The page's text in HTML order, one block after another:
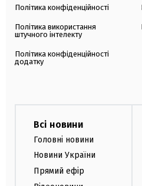
Політика конфіденційності
Політика використання
штучного інтелекту
Політика конфіденційності
додатку
Всі новини
Головні новини
Новини України
Прямий ефір